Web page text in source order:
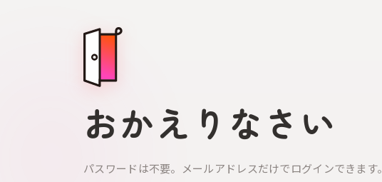
おかえりなさい
パスワードは不要。メールアドレスだけでログインできます。